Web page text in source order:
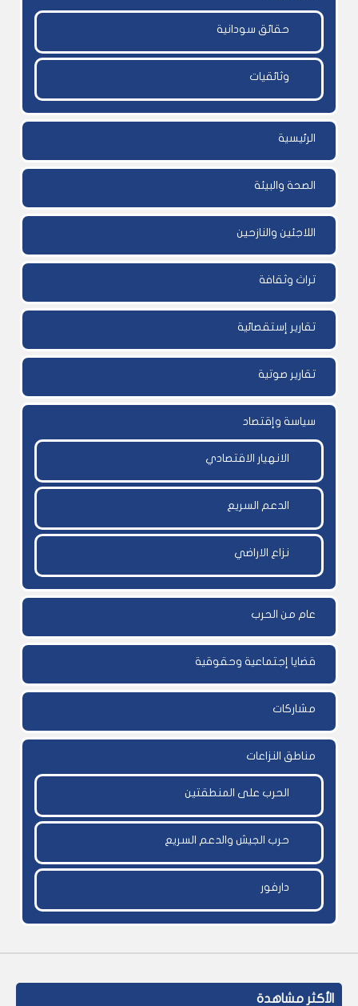
حقائق سودانية
وثائقيات
الرئيسية
الصحة والبيئة
اللاجئين والنازحين
تراث وثقافة
تقارير إستقصائية
تقارير صوتية
سياسة وإقتصاد
الانهيار الاقتصادي
الدعم السريع
نزاع الاراضي
عام من الحرب
قضايا إجتماعية وحقوقية
مشاركات
مناطق النزاعات
الحرب على المنطقتين
حرب الجيش والدعم السريع
دارفور
الأكثر مشاهدة